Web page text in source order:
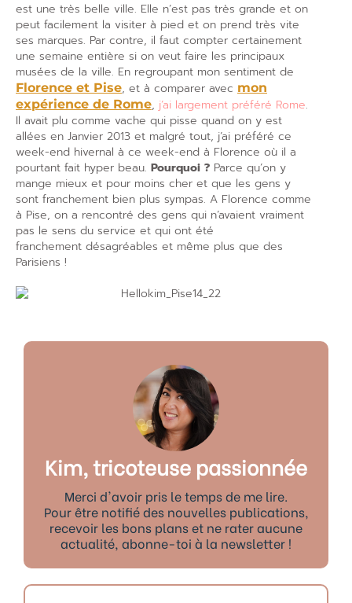
est une très belle ville. Elle n’est pas très grande et on
peut facilement la visiter à pied et on prend très vite
ses marques. Par contre, il faut compter certainement
une semaine entière si on veut faire les principaux
musées de la ville. En regroupant mon sentiment de
Florence et Pise, et à comparer avec mon
expérience de Rome, j’ai largement préféré Rome.
Il avait plu comme vache qui pisse quand on y est
allées en Janvier 2013 et malgré tout, j’ai préféré ce
week-end hivernal à ce week-end à Florence où il a
pourtant fait hyper beau. Pourquoi ? Parce qu’on y
mange mieux et pour moins cher et que les gens y
sont franchement bien plus sympas. A Florence comme
à Pise, on a rencontré des gens qui n’avaient vraiment
pas le sens du service et qui ont été
franchement désagréables et même plus que des
Parisiens !
Kim, tricoteuse passionnée
Merci d'avoir pris le temps de me lire.
Pour être notifié des nouvelles publications,
recevoir les bons plans et ne rater aucune
actualité, abonne-toi à la newsletter !